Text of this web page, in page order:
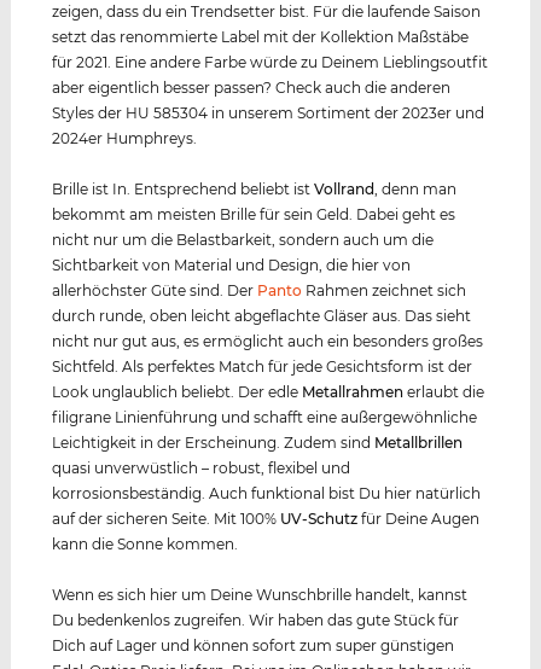
zeigen, dass du ein Trendsetter bist. Für die laufende Saison
setzt das renommierte Label mit der Kollektion Maßstäbe
für 2021. Eine andere Farbe würde zu Deinem Lieblingsoutfit
aber eigentlich besser passen? Check auch die anderen
Styles der HU 585304 in unserem Sortiment der 2023er und
2024er Humphreys.
Brille ist In. Entsprechend beliebt istVollrand , denn man
bekommt am meisten Brille für sein Geld. Dabei geht es
nicht nur um die Belastbarkeit, sondern auch um die
Sichtbarkeit von Material und Design, die hier von
allerhöchster Güte sind. Der Panto Rahmen zeichnet sich
durch runde, oben leicht abgeflachte Gläser aus. Das sieht
nicht nur gut aus, es ermöglicht auch ein besonders großes
Sichtfeld. Als perfektes Match für jede Gesichtsform ist der
Look unglaublich beliebt. Der edle Metallrahmen erlaubt die
filigrane Linienführung und schafft eine außergewöhnliche
Leichtigkeit in der Erscheinung. Zudem sind Metallbrillen
quasi unverwüstlich – robust, flexibel und
korrosionsbeständig. Auch funktional bist Du hier natürlich
auf der sicheren Seite. Mit 100% UV-Schutz für Deine Augen
kann die Sonne kommen.
Wenn es sich hier um Deine Wunschbrille handelt, kannst
Du bedenkenlos zugreifen. Wir haben das gute Stück für
Dich auf Lager und können sofort zum super günstigen